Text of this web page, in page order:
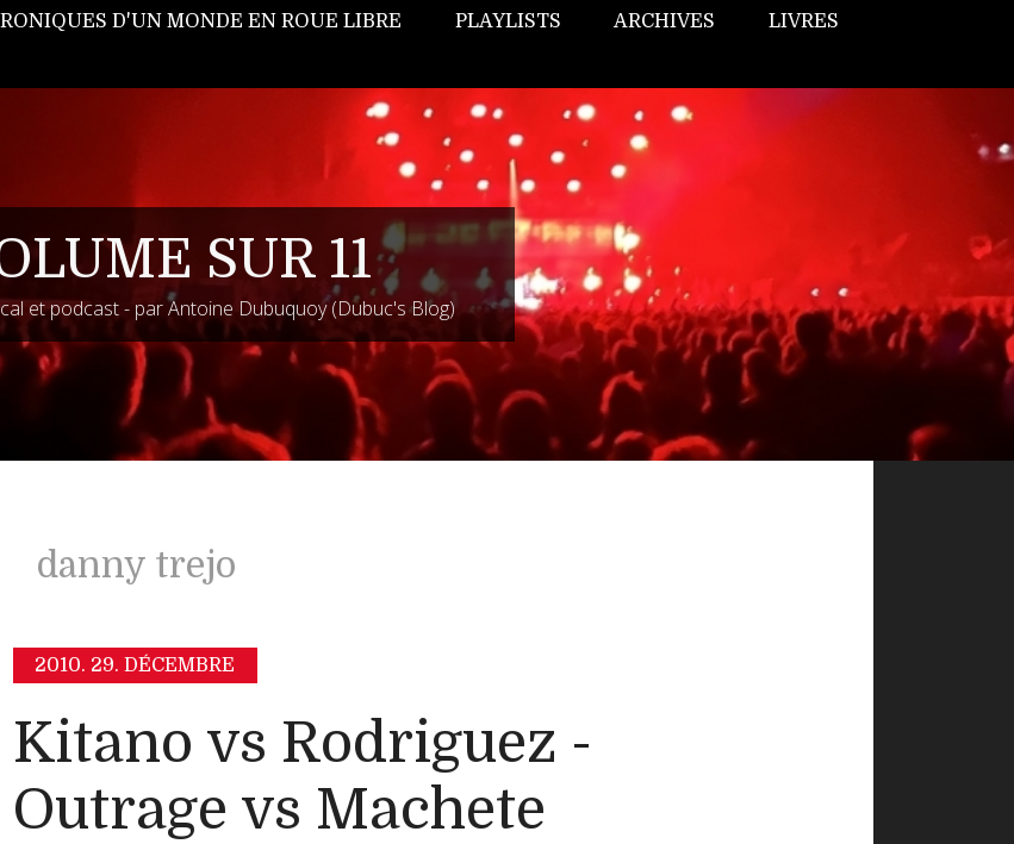
D'UN MONDE EN ROUE LIBRE PLAYLISTS ARCHIVES LIVRES
SUR 11
et podcast - par Antoine Dubuquoy (Dubuc's Blog)
danny trejo
2010. 29. DÉCEMBRE
Kitano vs Rodriguez -
Outrage vs Machete